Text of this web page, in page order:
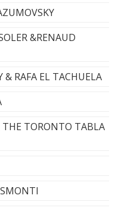
&RENAUD
RAFA EL TACHUELA
TORONTO TABLA